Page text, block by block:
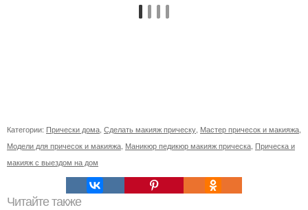
Категории: Прически дома Сделать макияж прическу Мастер причесок и макияжа
Модели для причесок и макияжа Маникюр педикюр макияж прическа Прическа и
макияж с выездом на дом
Читайте также